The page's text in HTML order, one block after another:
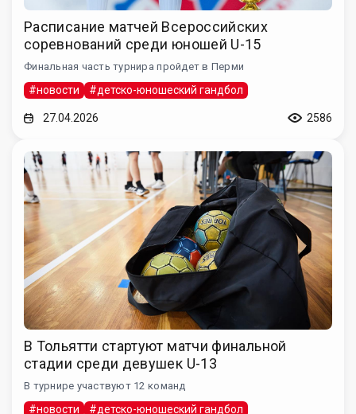
Расписание матчей Всероссийских
соревнований среди юношей U-15
Финальная часть турнира пройдет в Перми
#новости #детско-юношеский гандбол
27.04.2026 2586
В Тольятти стартуют матчи финальной
стадии среди девушек U-13
В турнире участвуют 12 команд
#новости #детско-юношеский гандбол